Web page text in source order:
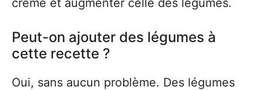
crème et augmenter celle des légumes.
Peut-on ajouter des légumes à
cette recette ?
Oui, sans aucun problème. Des légumes